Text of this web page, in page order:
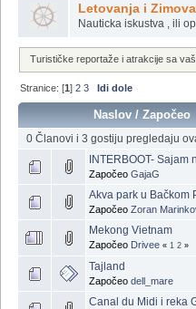
Letovanja i
Nauticka iskustva , ili
Turističke reportaže i atrakcije sa
Stranice: [1]2 3 Idi dole
Naslov /Započeo
0 Članovi i 3 gostiju pregledaju
INTERBOOT-
Započeo GajaG
Akva park u Bačkom
Započeo Zoran
Mekong Vietnam
Započeo Drivee « 1 2 »
Tajland
Započeo dell_mare
Canal du Midi i reka